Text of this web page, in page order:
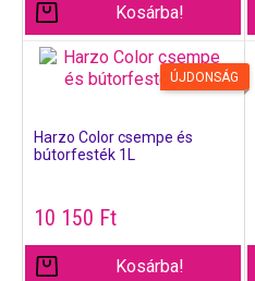
Kosárba!
ÚJDONSÁG
Harzo Color csempe és
bútorfesték 1L
10 150 Ft
Kosárba!